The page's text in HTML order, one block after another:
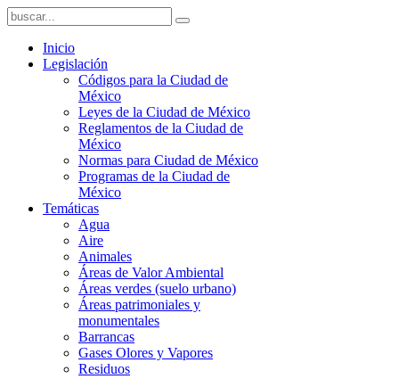
Inicio
Legislación
Códigos para la Ciudad de
México
Leyes de la Ciudad de México
Reglamentos de la Ciudad de
México
Normas para Ciudad de México
Programas de la Ciudad de
México
Temáticas
Agua
Aire
Animales
Áreas de Valor Ambiental
Áreas verdes (suelo urbano)
Áreas patrimoniales y
monumentales
Barrancas
Gases Olores y Vapores
Residuos